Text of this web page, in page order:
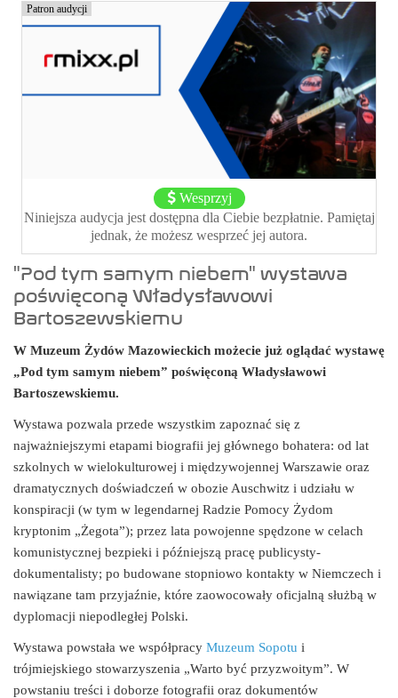
Patron audycji
Wesprzyj
Niniejsza audycja jest dostępna dla Ciebie bezpłatnie. Pamiętaj
jednak, że możesz wesprzeć jej autora.
"Pod tym samym niebem" wystawa
poświęconą Władysławowi
Bartoszewskiemu
W Muzeum Żydów Mazowieckich możecie już oglądać wystawę
„Pod tym samym niebem” poświęconą Władysławowi
Bartoszewskiemu.
Wystawa pozwala przede wszystkim zapoznać się z
najważniejszymi etapami biografii jej głównego bohatera: od lat
szkolnych w wielokulturowej i międzywojennej Warszawie oraz
dramatycznych doświadczeń w obozie Auschwitz i udziału w
konspiracji (w tym w legendarnej Radzie Pomocy Żydom
kryptonim „Żegota”); przez lata powojenne spędzone w celach
komunistycznej bezpieki i późniejszą pracę publicysty-
dokumentalisty; po budowane stopniowo kontakty w Niemczech i
nawiązane tam przyjaźnie, które zaowocowały oficjalną służbą w
dyplomacji niepodległej Polski.
Wystawa powstała we współpracy Muzeum Sopotu i
trójmiejskiego stowarzyszenia „Warto być przyzwoitym”. W
powstaniu treści i doborze fotografii oraz dokumentów